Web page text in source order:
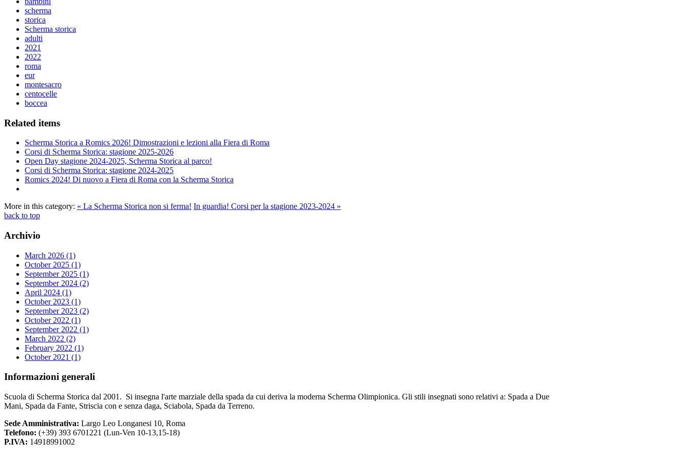
scherma
storica
Scherma storica
adulti
2021
2022
roma
eur
montesacro
centocelle
boccea
Related items
Scherma Storica a Romics 2026! Dimostrazioni e lezioni alla Fiera di Roma
Corsi di Scherma Storica: stagione 2025-2026
Open Day stagione 2024-2025, Scherma Storica al parco!
Corsi di Scherma Storica: stagione 2024-2025
Romics 2024! Di nuovo a Fiera di Roma con la Scherma Storica
More in this category: « La Scherma Storica non si ferma! In guardia! Corsi per la stagione 2023-2024 »
back to top
Archivio
March 2026 (1)
October 2025 (1)
September 2025 (1)
September 2024 (2)
April 2024 (1)
October 2023 (1)
September 2023 (2)
October 2022 (1)
September 2022 (1)
March 2022 (2)
February 2022 (1)
October 2021 (1)
Informazioni generali
Scuola di Scherma Storica dal 2001. Si insegna l'arte marziale della spada da cui deriva la moderna Scherma Olimpionica. Gli stili insegnati sono relativi a: Spada a Due
Mani, Spada da Fante, Striscia con e senza daga, Sciabola, Spada da Terreno.
Sede Amministrativa: Largo Leo Longanesi 10, Roma
Telefono: (+39) 393 6701221 (Lun-Ven 10-13,15-18)
P.IVA: 14918991002